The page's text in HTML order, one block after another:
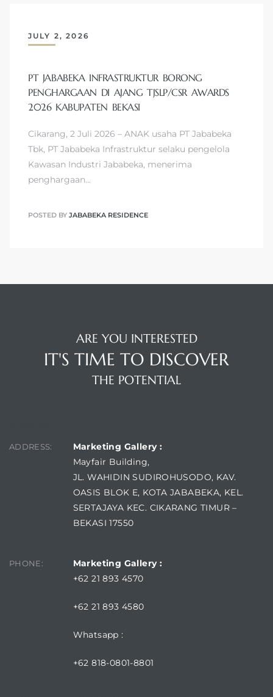
JULY 2, 2026
PT JABABEKA INFRASTRUKTUR BORONG
PENGHARGAAN DI AJANG TJSLP/CSR AWARDS
2026 KABUPATEN BEKASI
Cikarang, 2 Juli 2026 – ANAK usaha PT Jababeka
Tbk, PT Jababeka Infrastruktur selaku pengelola
Kawasan Industri Jababeka, menerima
penghargaan…
POSTED BY JABABEKA RESIDENCE
ARE YOU INTERESTED
IT'S TIME TO DISCOVER
THE POTENTIAL
ADDRESS:
Marketing Gallery :
Mayfair Building,
JL. WAHIDIN SUDIROHUSODO, KAV.
OASIS BLOK E, KOTA JABABEKA, KEL.
SERTAJAYA KEC. CIKARANG TIMUR –
BEKASI 17550
PHONE:
Marketing Gallery :
+62 21 893 4570
+62 21 893 4580
Whatsapp :
+62 818-0801-8801